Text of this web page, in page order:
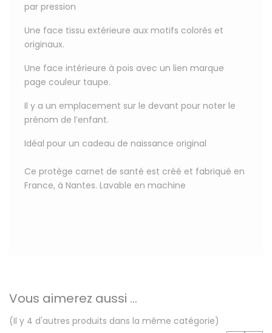
par pression
Une face tissu extérieure aux motifs colorés et
originaux.
Une face intérieure à pois avec un lien marque
page couleur taupe.
Il y a un emplacement sur le devant pour noter le
prénom de l’enfant.
Idéal pour un cadeau de naissance original
Ce protège carnet de santé est créé et fabriqué en
France, à Nantes. Lavable en machine
Vous aimerez aussi ...
(Il y 4 d'autres produits dans la même catégorie)